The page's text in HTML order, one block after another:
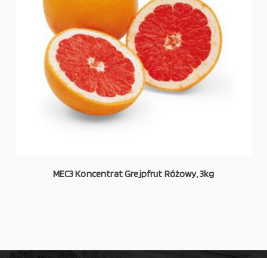
MEC3 Koncentrat Grejpfrut Różowy, 3kg